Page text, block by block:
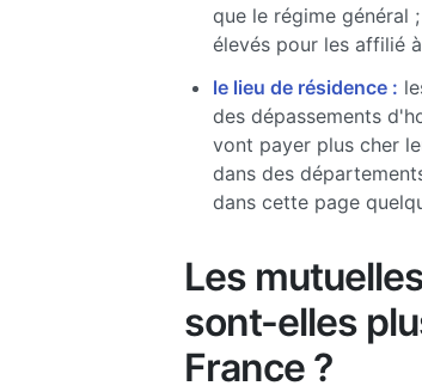
que le régime général
élevés pour les affilié
le lieu de résidence :
des dépassements
vont payer plus cher
dans des
dans cette page
Les
sont-elles
France ?